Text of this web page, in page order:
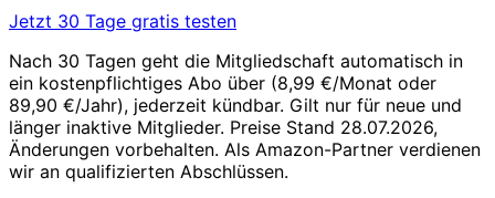
Jetzt 30 Tage gratis testen
Nach 30 Tagen geht die Mitgliedschaft automatisch in
ein kostenpflichtiges Abo über (8,99 €/Monat oder
89,90 €/Jahr), jederzeit kündbar. Gilt nur für neue und
länger inaktive Mitglieder. Preise Stand 28.07.2026,
Änderungen vorbehalten. Als Amazon-Partner verdienen
wir an qualifizierten Abschlüssen.